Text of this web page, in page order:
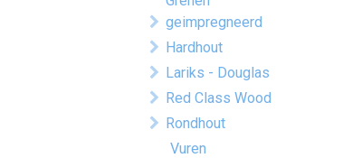
geimpregneerd
Hardhout
Lariks - Douglas
Red Class Wood
Rondhout
Vuren